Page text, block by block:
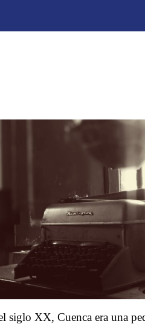
siglo XX, Cuenca era una